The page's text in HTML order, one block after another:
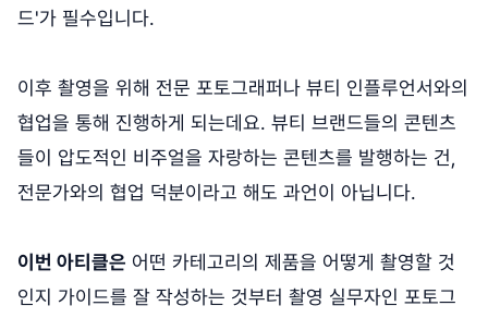
드'가 필수입니다.
이후 촬영을 위해 전문 포토그래퍼나 뷰티 인플루언서와의
협업을 통해 진행하게 되는데요. 뷰티 브랜드들의 콘텐츠
들이 압도적인 비주얼을 자랑하는 콘텐츠를 발행하는 건,
전문가와의 협업 덕분이라고 해도 과언이 아닙니다.
이번 아티클은 어떤 카테고리의 제품을 어떻게 촬영할 것
인지 가이드를 잘 작성하는 것부터 촬영 실무자인 포토그